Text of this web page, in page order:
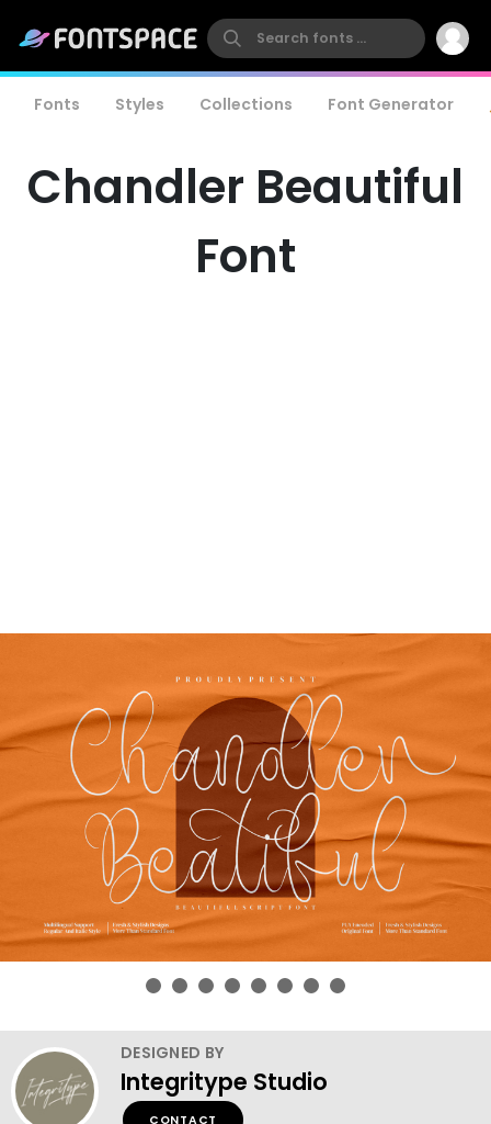
Fonts Styles Collections Font Generator
Chandler Beautiful
Font
DESIGNED BY
Integritype Studio
CONTACT